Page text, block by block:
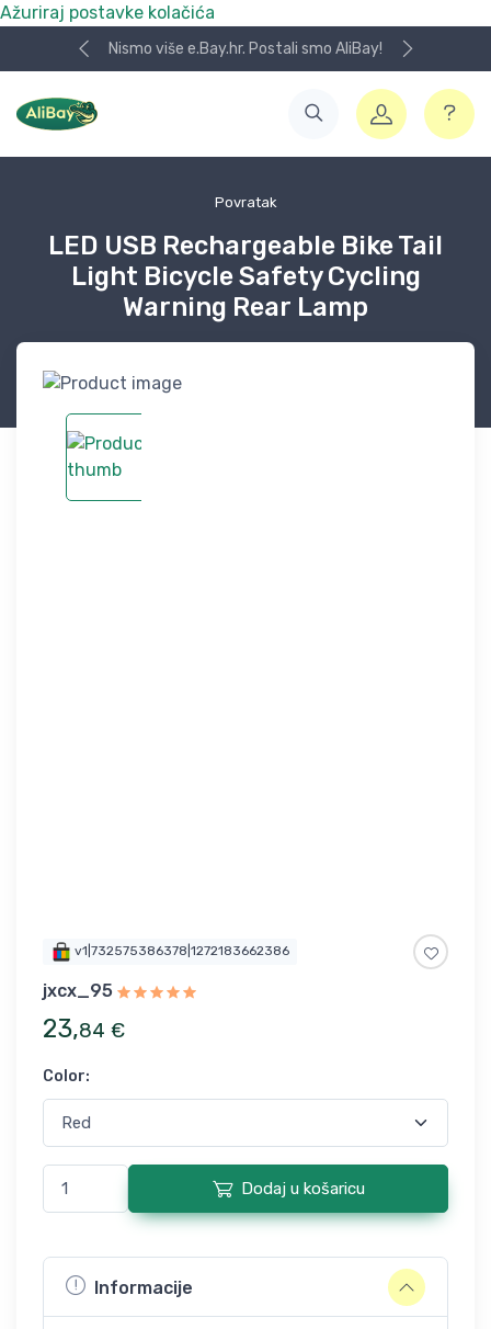
Ažuriraj postavke kolačića
Nismo više e.Bay.hr. Postali smo AliBay!
Povratak
LED USB Rechargeable Bike Tail
Light Bicycle Safety Cycling
Warning Rear Lamp
v1|732575386378|1272183662386
jxcx_95
23,84 €
Color:
Dodaj u košaricu
Informacije